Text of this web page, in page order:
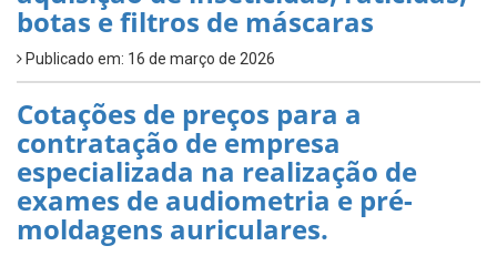
botas e filtros de máscaras
Publicado em: 16 de março de 2026
Cotações de preços para a
contratação de empresa
especializada na realização de
exames de audiometria e pré-
moldagens auriculares.